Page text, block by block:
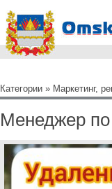
Категории » Маркетинг,
Менеджер по